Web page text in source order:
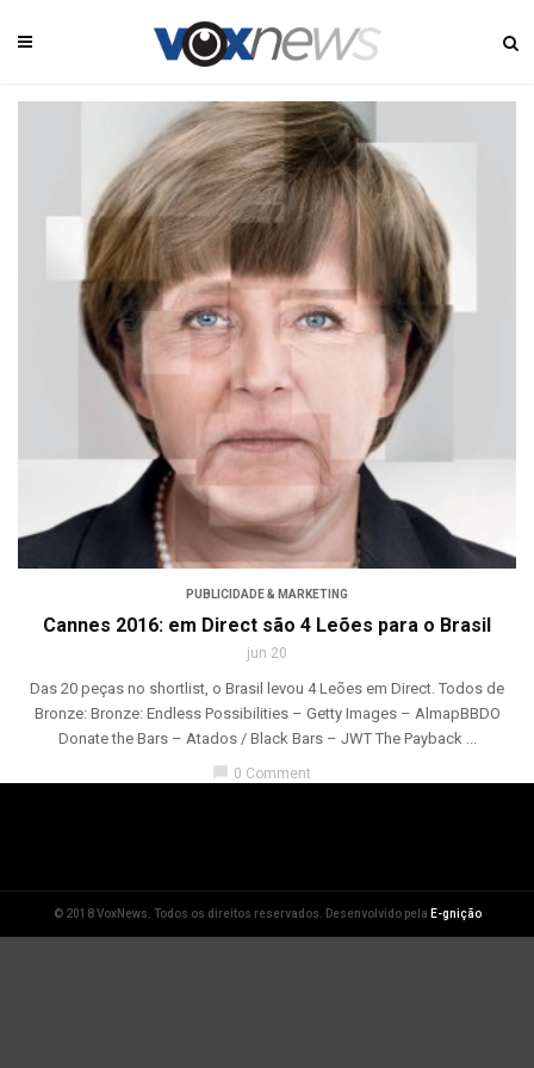
PUBLICIDADE & MARKETING
Cannes 2016: em Direct são 4 Leões para o Brasil
jun 20
Das 20 peças no shortlist, o Brasil levou 4 Leões em Direct. Todos de
Bronze: Bronze: Endless Possibilities – Getty Images – AlmapBBDO
Donate the Bars – Atados / Black Bars – JWT The Payback ...
0 Comment
© 2018 VoxNews. Todos os direitos reservados. Desenvolvido pela E-gnição